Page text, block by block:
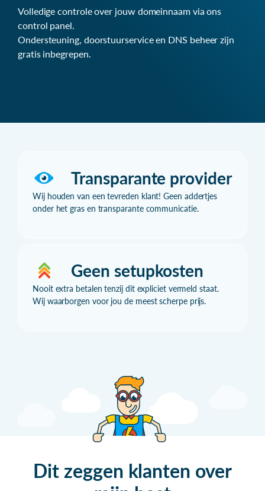
Volledige controle over jouw domeinnaam via ons
control panel.
Ondersteuning, doorstuurservice en DNS beheer zijn
gratis inbegrepen.
Transparante provider
Wij houden van een tevreden klant! Geen addertjes
onder het gras en transparante communicatie.
Geen setupkosten
Nooit extra betalen tenzij dit expliciet vermeld staat.
Wij waarborgen voor jou de meest scherpe prijs.
Dit zeggen klanten over